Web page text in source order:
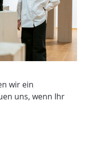
wir ein
uns, wenn Ihr